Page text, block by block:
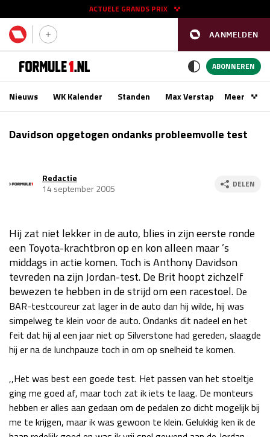
AANMELDEN
ACTUELE GRANDS PRIX
11 - 13 sep
Race
zo 15:00 - 17:00
Kwalificatie
vr 14:00 - 15:00
Race
za 13:00 - 15:00
GP SINGAPORE 2026 09 - 11 okt
Kwalificatie
za 15:00 - 16:00
Race
zo 14:00 - 16:00
GP VERENIGDE STATEN 2026 23 - 25 okt
Kwalificatie
za 23:00 - 00:00
Race
zo 21:00 - 23:00
GP SÃO PAULO 2026 06 - 08 nov
Kwalificatie
za 19:00 - 20:00
ABONNEREN
Nieuws WK Kalender Standen Max VerstappenMeer
Davidson opgetogen ondanks probleemvolle test
Redactie
14 september 2005
DELEN
Hij zat niet lekker in de auto, blies in zijn eerste ronde
een Toyota-krachtbron op en kon alleen maar ’s
middags in actie komen. Toch is Anthony Davidson
tevreden na zijn Jordan-test. De Brit hoopt zichzelf
bewezen te hebben in de strijd om een racestoel. De
BAR-testcoureur zat lager in de auto dan hij wilde, hij was
simpelweg te klein voor de auto. Ondanks dit nadeel en het
feit dat hij al een jaar niet op Silverstone had gereden, slaagde
hij er na de lunchpauze toch in om op snelheid te komen.
,,Het was best een goede test. Het passen van het stoeltje
ging me goed af, maar toch zat ik iets te laag. De monteurs
hebben er alles aan gedaan om de pedalen zo dicht mogelijk bij
me te krijgen, maar ik was gewoon te klein. Gelukkig ken ik de